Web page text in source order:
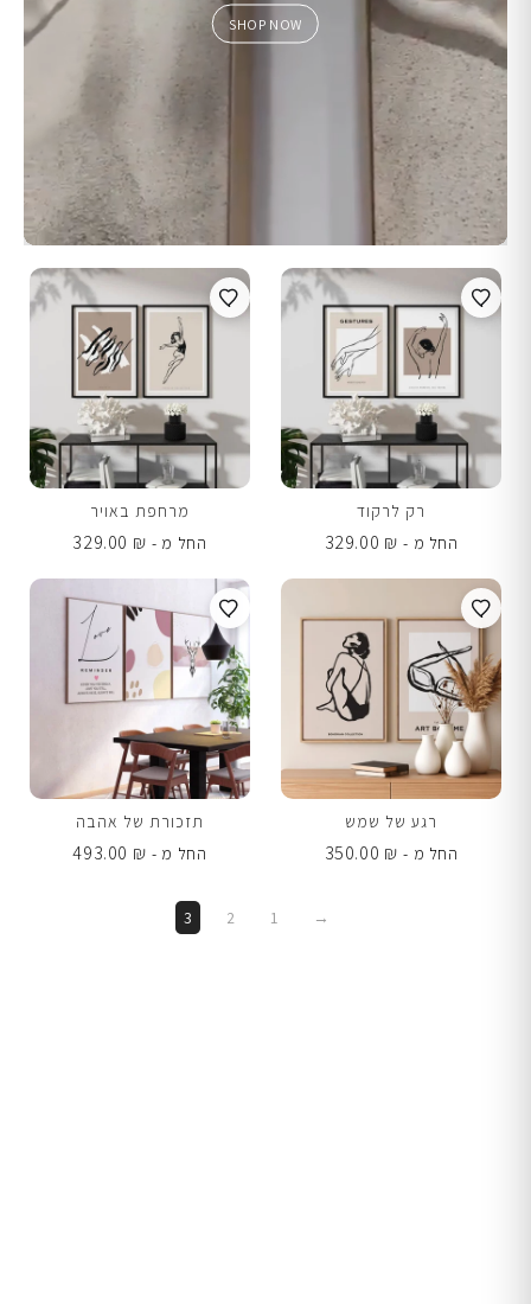
SHOP NOW
רק לרקוד
החל מ -
329.00 ₪
מרחפת באויר
החל מ -
329.00 ₪
רגע של שמש
החל מ -
350.00 ₪
תזכורת של אהבה
החל מ -
493.00 ₪
→
1
2
3